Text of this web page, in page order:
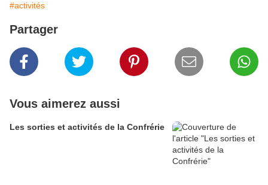
#activités
Partager
Vous aimerez aussi
Les sorties et activités de la Confrérie